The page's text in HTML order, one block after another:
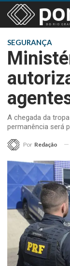
SEGURANÇA
A chegada da
permanência será
Por Redação